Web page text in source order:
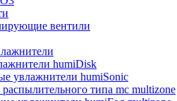
вентили
humiDisk
увлажнители humiSonic
типа mc multizone